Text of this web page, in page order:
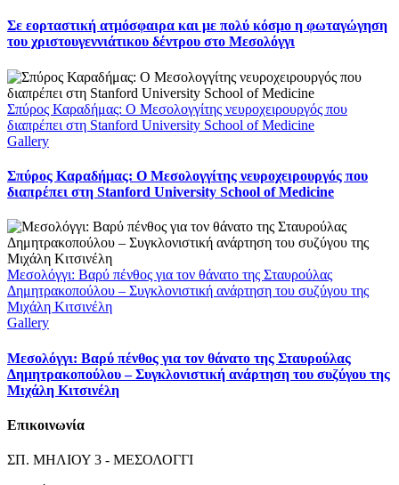
Σε εορταστική ατμόσφαιρα και με πολύ κόσμο η φωταγώγηση
του χριστουγεννιάτικου δέντρου στο Μεσολόγγι
Σπύρος Καραδήμας: Ο Μεσολογγίτης νευροχειρουργός που
διαπρέπει στη Stanford University School of Medicine
Gallery
Σπύρος Καραδήμας: Ο Μεσολογγίτης νευροχειρουργός που
διαπρέπει στη Stanford University School of Medicine
Μεσολόγγι: Βαρύ πένθος για τον θάνατο της Σταυρούλας
Δημητρακοπούλου – Συγκλονιστική ανάρτηση του συζύγου της
Μιχάλη Κιτσινέλη
Gallery
Μεσολόγγι: Βαρύ πένθος για τον θάνατο της Σταυρούλας
Δημητρακοπούλου – Συγκλονιστική ανάρτηση του συζύγου της
Μιχάλη Κιτσινέλη
Επικοινωνία
ΣΠ. ΜΗΛΙΟΥ 3 - ΜΕΣΟΛΟΓΓΙ